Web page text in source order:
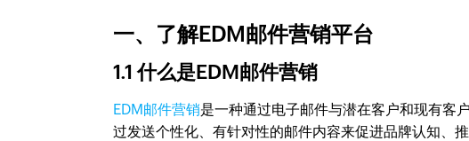
一、了解EDM邮件营销平台
1.1 什么是EDM邮件营销
EDM邮件营销是一种通过电子邮件与潜在客户和现有客
过发送个性化、有针对性的邮件内容来促进品牌认知、